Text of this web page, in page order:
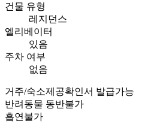
건물 유형
레지던스
엘리베이터
있음
주차 여부
없음
거주/숙소제공확인서 발급가능
반려동물 동반불가
흡연불가